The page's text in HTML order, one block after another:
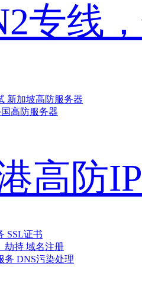
专线
新加坡高防服务器
高防服务器
高防IP
SSL证书
劫持 域名注册
务 DNS污染处理